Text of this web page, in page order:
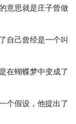
意思就是庄子曾做
自己曾经是一个叫
在蝴蝶梦中变成了
个假设，他提出了